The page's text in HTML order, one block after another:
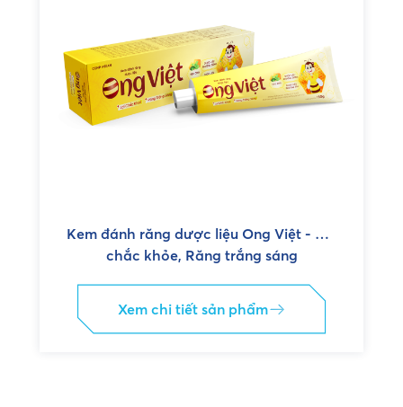
Kem đánh răng dược liệu Ong Việt - Lợi
chắc khỏe, Răng trắng sáng
Xem chi tiết sản phẩm